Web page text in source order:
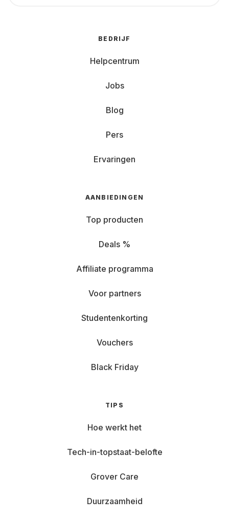
BEDRIJF
Helpcentrum
Jobs
Blog
Pers
Ervaringen
AANBIEDINGEN
Top producten
Deals %
Affiliate programma
Voor partners
Studentenkorting
Vouchers
Black Friday
TIPS
Hoe werkt het
Tech-in-topstaat-belofte
Grover Care
Duurzaamheid